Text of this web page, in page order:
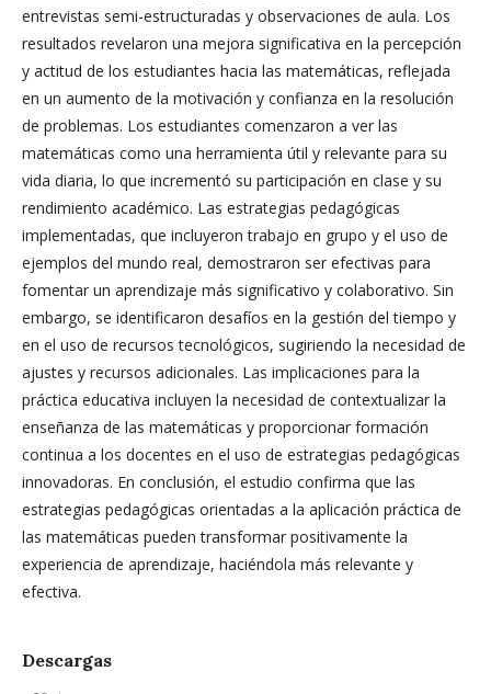
entrevistas semi-estructuradas y observaciones de aula. Los
resultados revelaron una mejora significativa en la percepción
y actitud de los estudiantes hacia las matemáticas, reflejada
en un aumento de la motivación y confianza en la resolución
de problemas. Los estudiantes comenzaron a ver las
matemáticas como una herramienta útil y relevante para su
vida diaria, lo que incrementó su participación en clase y su
rendimiento académico. Las estrategias pedagógicas
implementadas, que incluyeron trabajo en grupo y el uso de
ejemplos del mundo real, demostraron ser efectivas para
fomentar un aprendizaje más significativo y colaborativo. Sin
embargo, se identificaron desafíos en la gestión del tiempo y
en el uso de recursos tecnológicos, sugiriendo la necesidad de
ajustes y recursos adicionales. Las implicaciones para la
práctica educativa incluyen la necesidad de contextualizar la
enseñanza de las matemáticas y proporcionar formación
continua a los docentes en el uso de estrategias pedagógicas
innovadoras. En conclusión, el estudio confirma que las
estrategias pedagógicas orientadas a la aplicación práctica de
las matemáticas pueden transformar positivamente la
experiencia de aprendizaje, haciéndola más relevante y
efectiva.
Descargas